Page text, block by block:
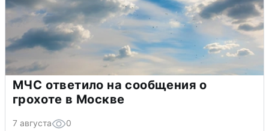
МЧС ответило на сообщения о
грохоте в Москве
7 августа 0